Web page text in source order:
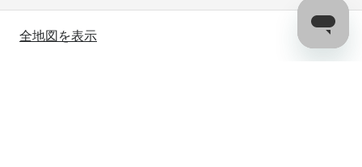
全地図を表示
クッキーポリシー